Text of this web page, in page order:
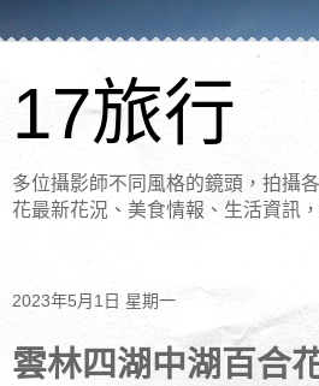
17旅行
多位攝影師不同風格的鏡頭，拍攝
花最新花況、美食情報、生活資訊
2023年5月1日 星期一
雲林四湖中湖百合